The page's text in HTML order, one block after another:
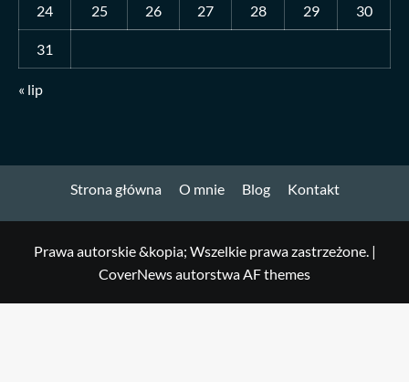
24 25 26 27 28 29 30
31
« lip
Strona główna O mnie Blog Kontakt
Prawa autorskie &kopia; Wszelkie prawa zastrzeżone. |
CoverNewsautorstwa AF themes